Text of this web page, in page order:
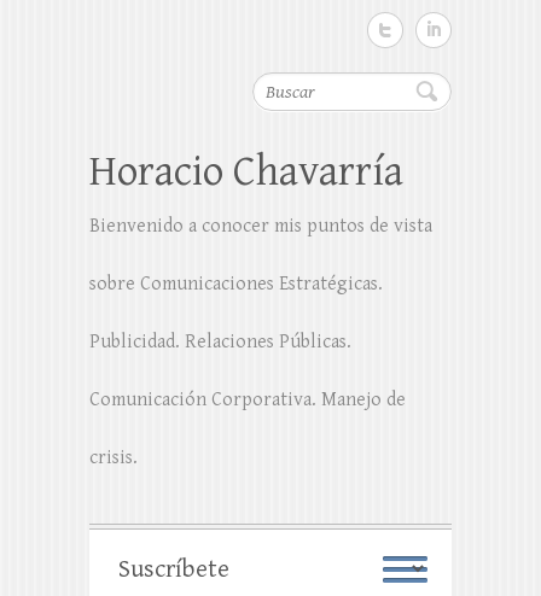
Buscar
Horacio Chavarría
Bienvenido a conocer mis puntos de vista
sobre Comunicaciones Estratégicas.
Publicidad. Relaciones Públicas.
Comunicación Corporativa. Manejo de
crisis.